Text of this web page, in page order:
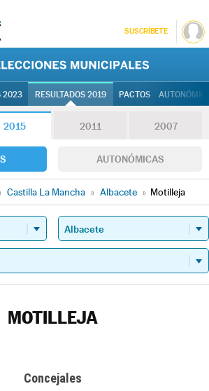
SUSCRÍBETE
2023 RESULTADOS 2019 PACTOS
2015 2011 2007
AUTONÓMICAS
Castilla La Mancha » Albacete » Motilleja
MOTILLEJA
Concejales